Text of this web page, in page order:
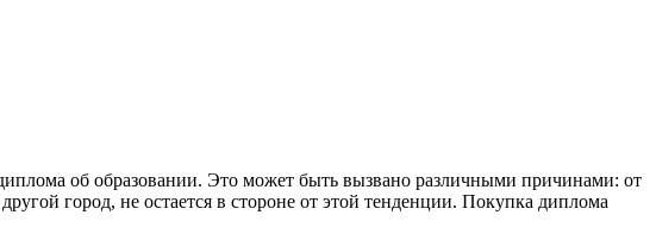
об образовании. Это может быть вызвано различными причинами: от
город, не остается в стороне от этой тенденции. Покупка диплома